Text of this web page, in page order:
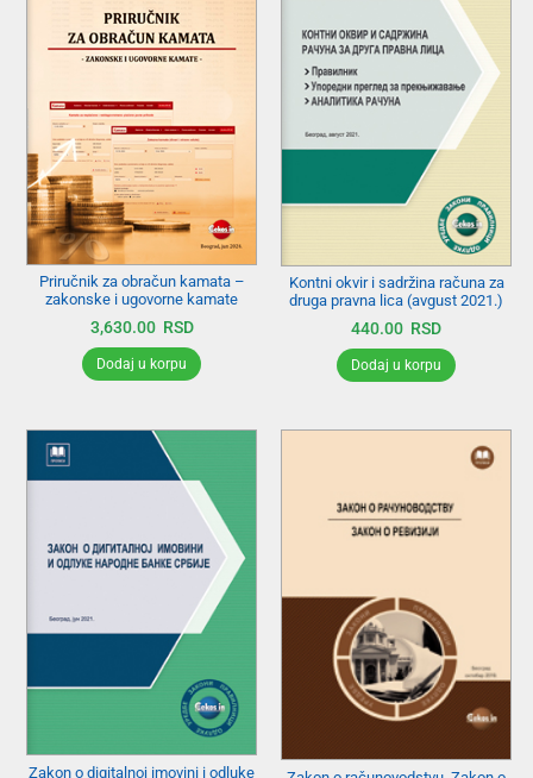
Priručnik za obračun kamata –
zakonske i ugovorne kamate
3,630.00 RSD
Dodaj u korpu
Kontni okvir i sadržina računa za
druga pravna lica (avgust 2021.)
440.00 RSD
Dodaj u korpu
Zakon o digitalnoj imovini i odluke